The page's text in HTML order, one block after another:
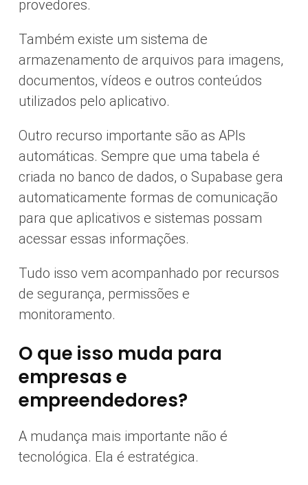
provedores.
Também existe um sistema de
armazenamento de arquivos para imagens,
documentos, vídeos e outros conteúdos
utilizados pelo aplicativo.
Outro recurso importante são as APIs
automáticas. Sempre que uma tabela é
criada no banco de dados, o Supabase gera
automaticamente formas de comunicação
para que aplicativos e sistemas possam
acessar essas informações.
Tudo isso vem acompanhado por recursos
de segurança, permissões e
monitoramento.
O que isso muda para
empresas e
empreendedores?
A mudança mais importante não é
tecnológica. Ela é estratégica.